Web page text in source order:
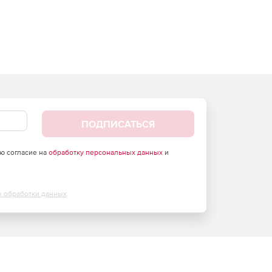
ПОДПИСАТЬСЯ
согласие на обработку персональных данныхи
обработки данных